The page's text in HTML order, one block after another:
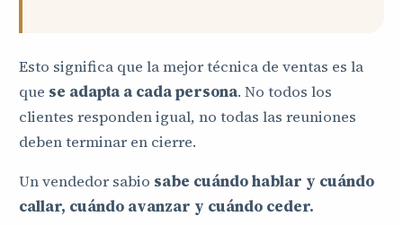
Esto significa que la mejor técnica de ventas es la
que se adapta a cada persona. No todos los
clientes responden igual, no todas las reuniones
deben terminar en cierre.
Un vendedor sabio sabe cuándo hablar y cuándo
callar, cuándo avanzar y cuándo ceder.